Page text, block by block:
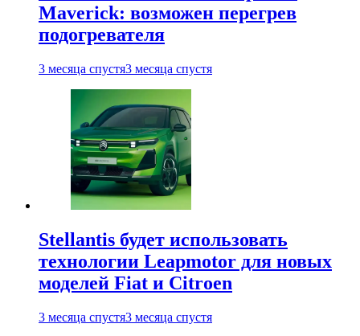
Maverick: возможен перегрев
подогревателя
3 месяца спустя3 месяца спустя
Stellantis будет использовать
технологии Leapmotor для новых
моделей Fiat и Citroen
3 месяца спустя3 месяца спустя